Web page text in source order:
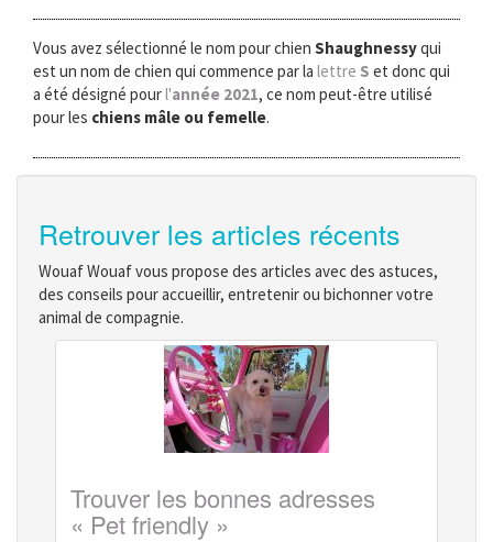
Vous avez sélectionné le nom pour chien Shaughnessyqui
est un nom de chien qui commence par la lettre S et donc qui
a été désigné pourl'année 2021, ce nom peut-être utilisé
pour les chiens mâle ou femelle.
Retrouver les articles récents
Wouaf Wouaf vous propose des articles avec des astuces,
des conseils pour accueillir, entretenir ou bichonner votre
animal de compagnie.
Trouver les bonnes adresses
« Pet friendly »